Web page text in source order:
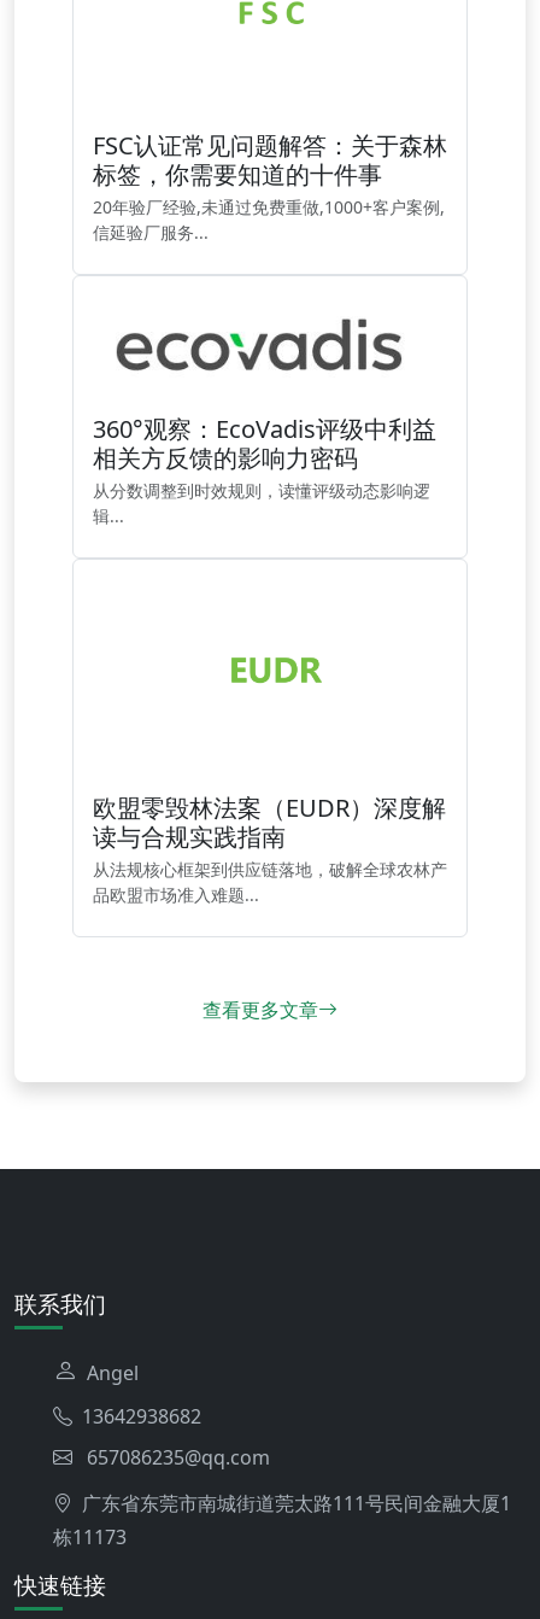
FSC认证常见问题解答：关于森林
标签，你需要知道的十件事
20年验厂经验,未通过免费重做,1000+客户案例,
信延验厂服务...
360°观察：EcoVadis评级中利益
相关方反馈的影响力密码
从分数调整到时效规则，读懂评级动态影响逻
辑...
欧盟零毁林法案（EUDR）深度解
读与合规实践指南
从法规核心框架到供应链落地，破解全球农林产
品欧盟市场准入难题...
查看更多文章
联系我们
Angel
13642938682
657086235@qq.com
广东省东莞市南城街道莞太路111号民间金融大厦1
栋11173
快速链接